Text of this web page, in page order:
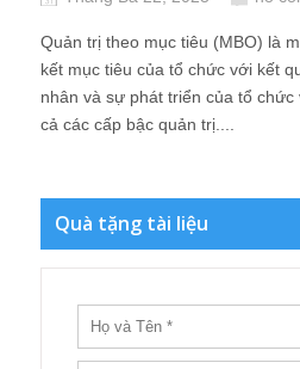
Quản trị theo mục tiêu (MBO) là
kết mục tiêu của tổ chức với kết
nhân và sự phát triển của tổ
cả các cấp bậc quản trị....
Quà tặng tài liệu